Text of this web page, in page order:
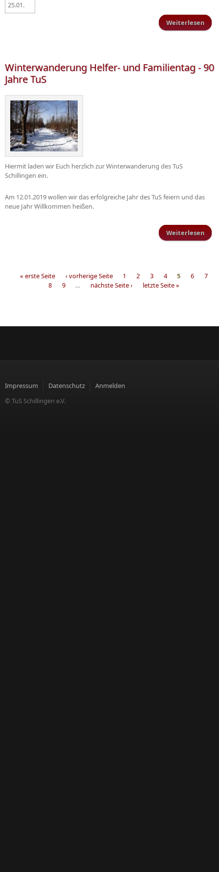
25.01.
Weiterlesen
Winterwanderung Helfer- und Familientag - 90
Jahre TuS
Hiermit laden wir Euch herzlich zur Winterwanderung des TuS
Schillingen ein.
Am 12.01.2019 wollen wir das erfolgreiche Jahr des TuS feiern und das
neue Jahr Willkommen heißen.
Weiterlesen
« erste Seite ‹ vorherige Seite 1 2 3 4 5 6
7
8
9 … nächste Seite › letzte Seite »
Impressum Datenschutz
Anmelden
© TuS Schillingen e.V.